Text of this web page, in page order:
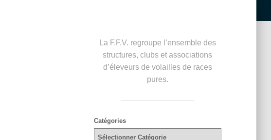
La F.F.V. regroupe l’ensemble des
structures, clubs et associations
d’éleveurs de volailles de races
pures.
Catégories